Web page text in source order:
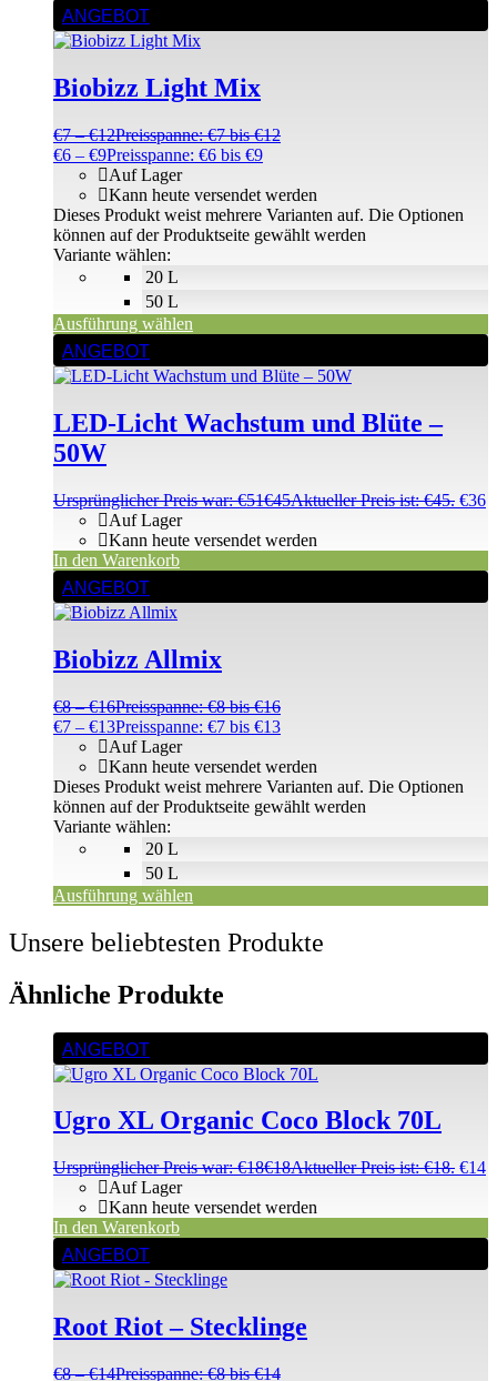
ANGEBOT
Biobizz Light Mix
€7 –€12Preisspanne: €7 bis €12
€6 – €9Preisspanne: €6 bis €9
20 L
50 L
Auf Lager
Kann heute versendet werden
Variante wählen:
Ausführung wählen
Dieses Produkt weist mehrere Varianten auf. Die Optionen
können auf der Produktseite gewählt werden
ANGEBOT
LED-Licht Wachstum und Blüte –
50W
Ursprünglicher Preis war: €51€45Aktueller Preis ist: €45. €36
Auf Lager
Kann heute versendet werden
In den Warenkorb
ANGEBOT
Biobizz Allmix
€8 –€16Preisspanne: €8 bis €16
€7 – €13Preisspanne: €7 bis €13
20 L
50 L
Auf Lager
Kann heute versendet werden
Variante wählen:
Ausführung wählen
Dieses Produkt weist mehrere Varianten auf. Die Optionen
können auf der Produktseite gewählt werden
Unsere beliebtesten Produkte
Ähnliche Produkte
ANGEBOT
Ugro XL Organic Coco Block 70L
Ursprünglicher Preis war: €18€18Aktueller Preis ist: €18. €14
Auf Lager
Kann heute versendet werden
In den Warenkorb
ANGEBOT
Root Riot – Stecklinge
€8 –€14Preisspanne: €8 bis €14